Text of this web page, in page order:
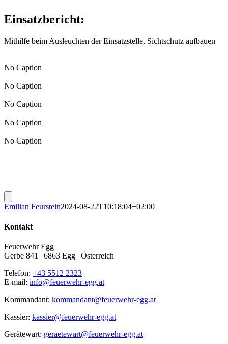
Einsatzbericht:
Mithilfe beim Ausleuchten der Einsatzstelle, Sichtschutz aufbauen
No Caption
No Caption
No Caption
No Caption
No Caption
Emilian Feurstein2024-08-22T10:18:04+02:00
Kontakt
Feuerwehr Egg
Gerbe 841 | 6863 Egg | Österreich
Telefon: +43 5512 2323
E-mail: info@feuerwehr-egg.at
Kommandant: kommandant@feuerwehr-egg.at
Kassier: kassier@feuerwehr-egg.at
Gerätewart: geraetewart@feuerwehr-egg.at